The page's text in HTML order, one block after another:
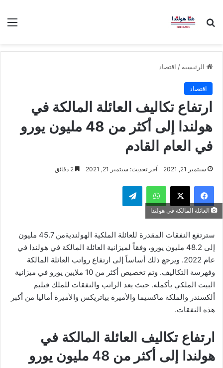
بحث عن
الرئيسية / اقتصاد
اقتصاد
ارتفاع تكاليف العائلة المالكة في
هولندا إلى أكثر من 48 مليون يورو
في العام القادم
سبتمبر 21, 2021 آخر تحديث: سبتمبر 21, 2021
فيسبوك ‫X واتساب تيلقرام
العائلة المالكة في هولندا
سترتفع النفقات المقدرة للعائلة الملكية الهولنديةمن 45.7 مليون
إلى 48.2 مليون يورو، وفقاً لميزانية العائلة المالكة في هولندا في
عام 2022. ويرجع ذلك أساساً إلى ارتفاع رواتب العائلة المالكة
وفهرسة التكاليف. وتم تخصيص أكثر من 10 ملايين يورو في ميزانية
البيت الملكي بأكمله. حيث يعد الراتب والنفقات للملك فيليم
ألكسندر والملكة ماكسيما والأميرة بياتريكس والأميرة أماليا من أكبر
هذه النفقات.
ارتفاع تكاليف العائلة المالكة في
هولندا إلى أكثر من 48 مليون يورو